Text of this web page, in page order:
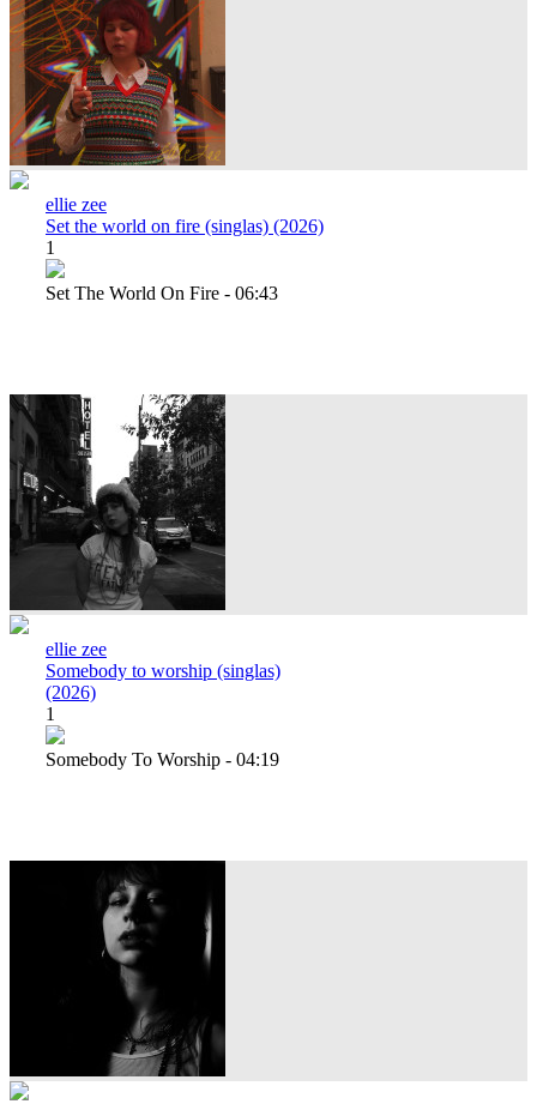
ellie zee
Set the world on fire (singlas) (2026)
1
Set The World On Fire - 06:43
ellie zee
Somebody to worship (singlas)
(2026)
1
Somebody To Worship - 04:19